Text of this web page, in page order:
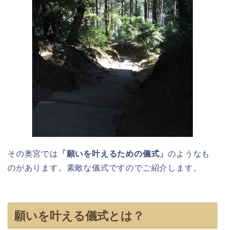
その奥宮では 「願いを叶えるための儀式」のようなも
のがあります。素敵な儀式ですのでご紹介します。
願いを叶える儀式とは？